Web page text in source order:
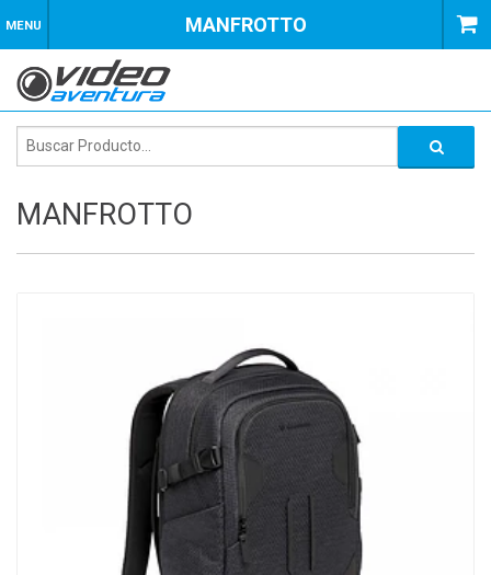
MENU MANFROTTO
MANFROTTO